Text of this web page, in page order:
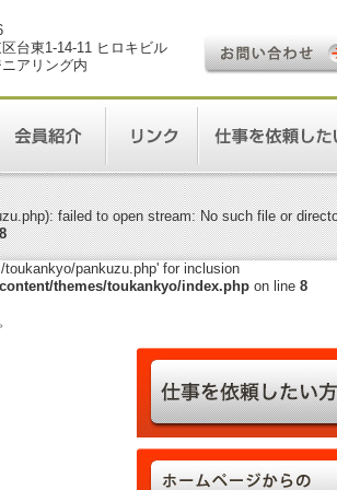
台東1-14-11 ヒロキビル
アリング内
failed to open stream: No such file or
pankuzu.php' for inclusion
themes/toukankyo/index.phpon line 8